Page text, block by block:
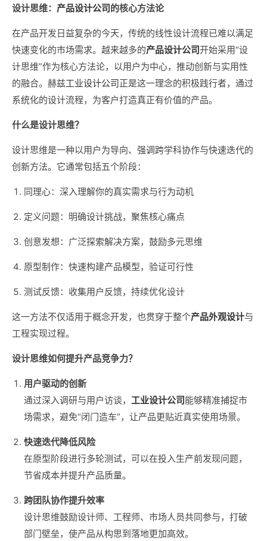
设计思维： 产品设计公司的核心方法论
在产品开发日益复杂的今天，传统的线性设计流程已难以满足
快速变化的市场需求。越来越多的产品设计公司开始采用“设
计思维”作为核心方法论，以用户为中心，推动创新与实用性
的融合。赫兹工业设计公司正是这一理念的积极践行者，通过
系统化的设计流程，为客户打造真正有价值的产品。
什么是设计思维？
设计思维是一种以用户为导向、强调跨学科协作与快速迭代的
创新方法。它通常包括五个阶段：
同理心：深入理解你的真实需求与行为动机
定义问题：明确设计挑战，聚焦核心痛点
创意发想：广泛探索解决方案，鼓励多元思维
原型制作：快速构建产品模型，验证可行性
测试反馈：收集用户反馈，持续优化设计
这一方法不仅适用于概念开发，也贯穿于整个产品外观设计与
工程实现过程。
设计思维如何提升产品竞争力？
用户驱动的创新
通过深入调研与用户访谈， 工业设计公司能够精准捕捉市
场需求，避免“闭门造车”，让产品更贴近真实使用场景。
快速迭代降低风险
在原型阶段进行多轮测试，可以在投入生产前发现问题，
节省成本并提升产品质量。
跨团队协作提升效率
设计思维鼓励设计师、工程师、市场人员共同参与，打破
部门壁垒，使产品从构思到落地更加高效。